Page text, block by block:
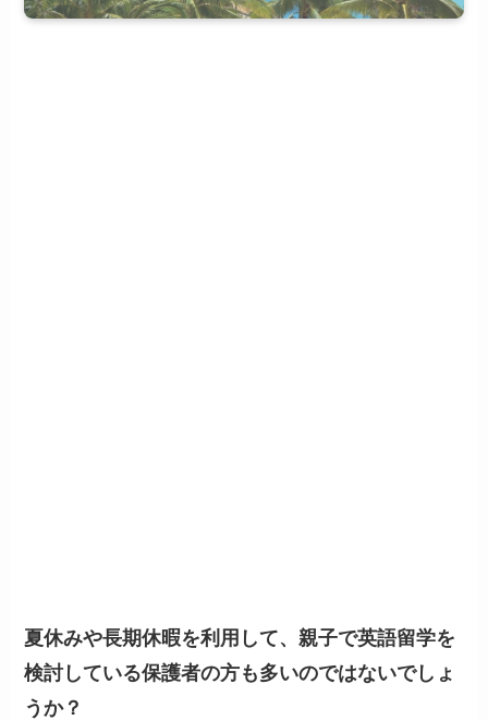
夏休みや長期休暇を利用して、親子で英語留学を
検討している保護者の方も多いのではないでしょ
うか？